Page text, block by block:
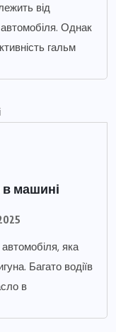
від
Однак
гальм
в машині
яка
Багато водіїв
в